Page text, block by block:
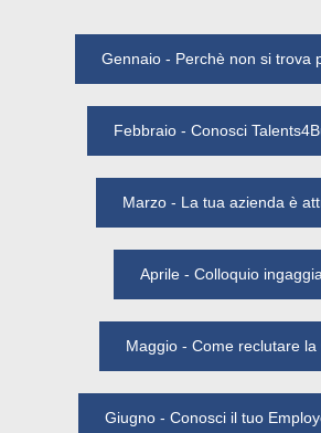
Gennaio - Perchè non si trova
Febbraio - Conosci
Marzo - La tua azienda è
Aprile - Colloquio
Maggio - Come reclutare la
Giugno - Conosci il tuo